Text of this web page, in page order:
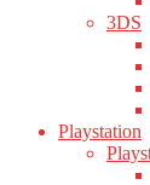
3DS
Playstation